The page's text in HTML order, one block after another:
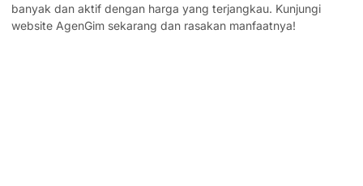
banyak dan aktif dengan harga yang terjangkau. Kunjungi
website AgenGim sekarang dan rasakan manfaatnya!